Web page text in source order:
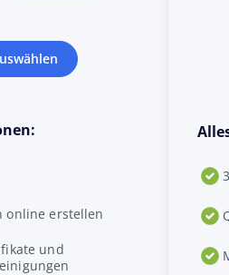
online erstellen
und